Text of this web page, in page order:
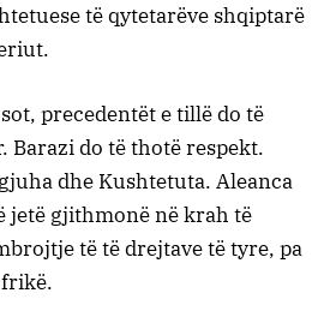
të qytetarëve shqiptarë
precedentët e tillë do të
Barazi do të thotë respekt.
dhe Kushtetuta. Aleanca
jetë gjithmonë në krah të
të të drejtave të tyre, pa